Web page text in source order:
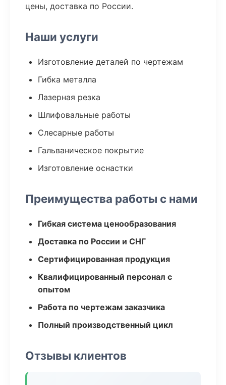
цены, доставка по России.
Наши услуги
Изготовление деталей по чертежам
Гибка металла
Лазерная резка
Шлифовальные работы
Слесарные работы
Гальваническое покрытие
Изготовление оснастки
Преимущества работы с нами
Гибкая система ценообразования
Доставка по России и СНГ
Сертифицированная продукция
Квалифицированный персонал с
опытом
Работа по чертежам заказчика
Полный производственный цикл
Отзывы клиентов